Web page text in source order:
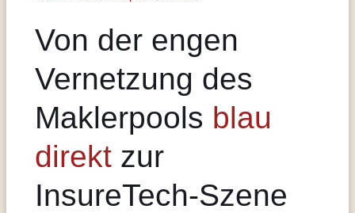
Von der engen
Vernetzung des
Maklerpools blau
direktzur
InsureTech-Szene